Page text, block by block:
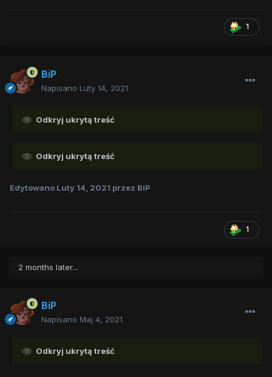
1
BiP
Napisano Luty 14, 2021
Odkryj ukrytą treść
Odkryj ukrytą treść
Edytowano Luty 14, 2021 przez BiP
1
2 months later...
BiP
Napisano Maj 4, 2021
Odkryj ukrytą treść